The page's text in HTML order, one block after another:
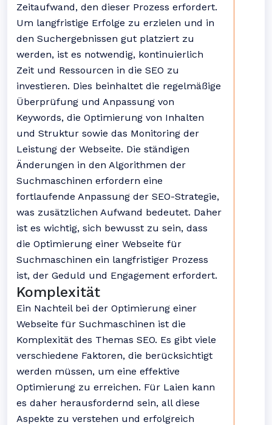
Zeitaufwand, den dieser Prozess erfordert.
Um langfristige Erfolge zu erzielen und in
den Suchergebnissen gut platziert zu
werden, ist es notwendig, kontinuierlich
Zeit und Ressourcen in die SEO zu
investieren. Dies beinhaltet die regelmäßige
Überprüfung und Anpassung von
Keywords, die Optimierung von Inhalten
und Struktur sowie das Monitoring der
Leistung der Webseite. Die ständigen
Änderungen in den Algorithmen der
Suchmaschinen erfordern eine
fortlaufende Anpassung der SEO-Strategie,
was zusätzlichen Aufwand bedeutet. Daher
ist es wichtig, sich bewusst zu sein, dass
die Optimierung einer Webseite für
Suchmaschinen ein langfristiger Prozess
ist, der Geduld und Engagement erfordert.
Komplexität
Ein Nachteil bei der Optimierung einer
Webseite für Suchmaschinen ist die
Komplexität des Themas SEO. Es gibt viele
verschiedene Faktoren, die berücksichtigt
werden müssen, um eine effektive
Optimierung zu erreichen. Für Laien kann
es daher herausfordernd sein, all diese
Aspekte zu verstehen und erfolgreich